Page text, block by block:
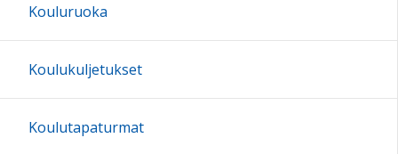
Kouluruoka
Koulukuljetukset
Koulutapaturmat